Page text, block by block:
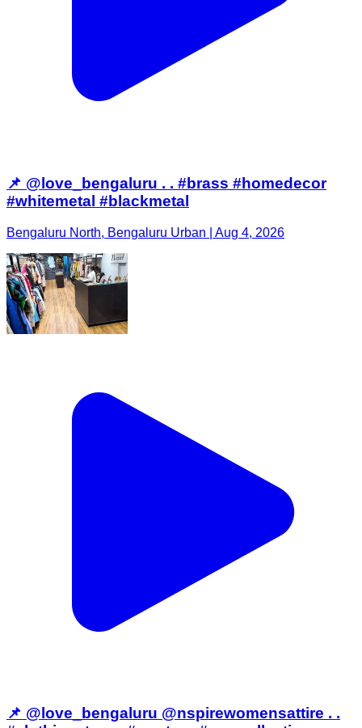
📌 @love_bengaluru . . #brass #homedecor
#whitemetal #blackmetal
Bengaluru North, Bengaluru Urban | Aug 4, 2026
📌 @love_bengaluru @nspirewomensattire . .